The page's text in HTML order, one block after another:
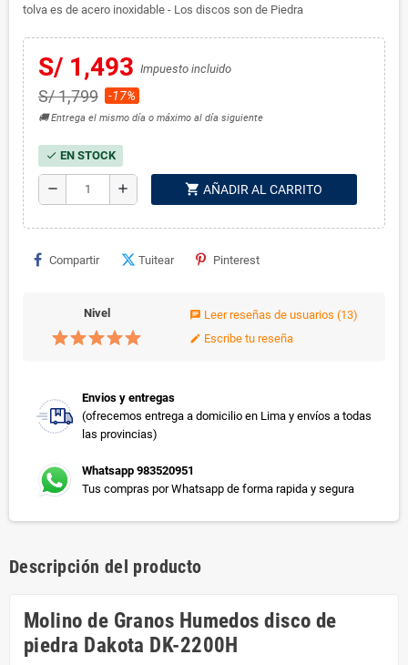
tolva es de acero inoxidable - Los discos son de Piedra
S/ 1,493 Impuesto incluido
S/ 1,799 -17%
🚚 Entrega el mismo día o máximo al día siguiente
check EN STOCK
remove add shopping_cart AÑADIR AL CARRITO
Compartir Tuitear Pinterest
Nivel chat Leer reseñas de usuarios (13)
edit Escribe tu reseña
Envios y entregas
(ofrecemos entrega a domicilio en Lima y envíos a todas
las provincias)
Whatsapp 983520951
Tus compras por Whatsapp de forma rapida y segura
Descripción del producto
Molino de Granos Humedos disco de
piedra Dakota DK-2200H